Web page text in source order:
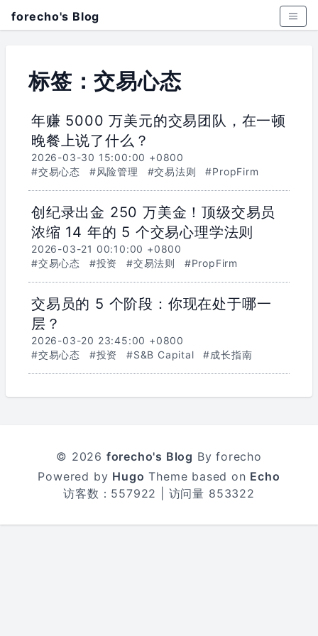
forecho's Blog
标签：交易心态
年赚 5000 万美元的交易团队，在一顿
晚餐上说了什么？
2026-03-30 15:00:00 +0800
#交易心态
#风险管理 #交易法则 #PropFirm
创纪录出金 250 万美金！顶级交易员
浓缩 14 年的 5 个交易心理学法则
2026-03-21 00:10:00 +0800
#交易心态
#投资 #交易法则 #PropFirm
交易员的 5 个阶段：你现在处于哪一
层？
2026-03-20 23:45:00 +0800
#交易心态
#投资 #S&B Capital #成长指南
© 2026 forecho's Blog By forecho
Powered by Hugo Theme based on Echo
访客数： 557922 | 访问量 853322